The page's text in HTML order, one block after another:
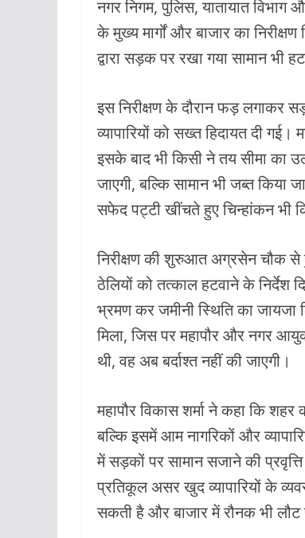
o
o
k
A
p
p
नगर निगम, पुलिस, यातायात विभाग
के मुख्य मार्गों और बाजार का
द्वारा सड़क पर रखा गया सामान भी
इस निरीक्षण के दौरान फड़ लगाकर
व्यापारियों को सख्त हिदायत दी
इसके बाद भी किसी ने तय सीमा का
जाएगी, बल्कि सामान भी जब्त किया
सफेद पट्टी खींचते हुए चिन्हांकन भी
निरीक्षण की शुरुआत अग्रसेन चौक से
ठेलियों को तत्काल हटवाने के निर्देश
भ्रमण कर जमीनी स्थिति का
मिला, जिस पर महापौर और नगर
थी, वह अब बर्दाश्त नहीं की जाएगी।
महापौर विकास शर्मा ने कहा कि
बल्कि इसमें आम नागरिकों और
में सड़कों पर सामान सजाने की
प्रतिकूल असर खुद व्यापारियों के
सकती है और बाजार में रौनक भी